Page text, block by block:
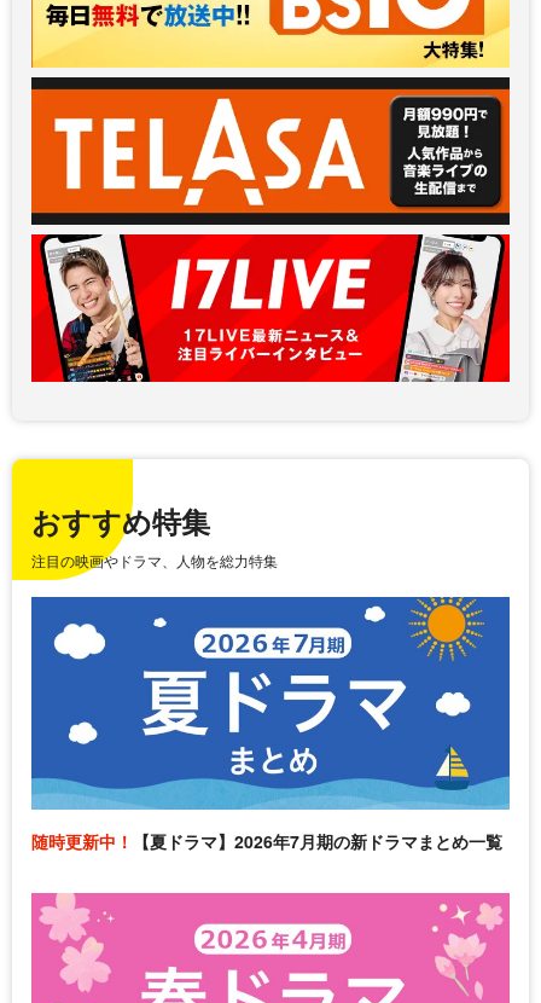
おすすめ特集
注目の映画やドラマ、人物を総力特集
随時更新中！ 【夏ドラマ】2026年7月期の新ドラマまとめ一覧